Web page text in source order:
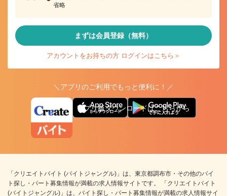
省略
まずは会員登録（無料）
アカウントをお持ちの方 ログインはこちら＞
＼アプリのご利用でもっと便利に！／
アプリ版ダウンロードはこちらから
「クリエイトバイト (バイトジャングル)」は、東京都調布市・その他のバイ
ト探し・パート募集情報が満載の求人情報サイトです。 「クリエイトバイト
(バイトジャングル)」は、バイト探し・パート募集情報が満載の求人情報サイ